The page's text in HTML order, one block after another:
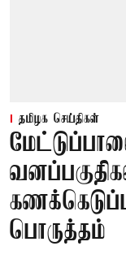
தமிழக செய்திகள்
பொருத்தம்